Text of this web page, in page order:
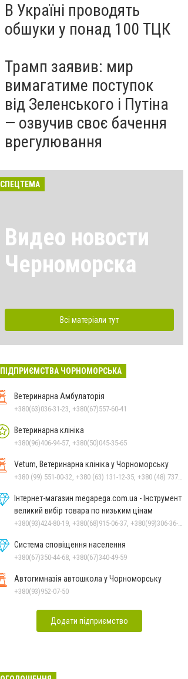
В Україні проводять
обшуки у понад 100 ТЦК
Трамп заявив: мир
вимагатиме поступок
від Зеленського і Путіна
— озвучив своє бачення
врегулювання
СПЕЦТЕМА
Видео новости
Черноморска
Всі матеріали тут
ПІДПРИЄМСТВА ЧОРНОМОРСЬКА
Ветеринарна Амбулаторія
+380(63)036-31-23, +380(67)557-60-41
Ветеринарна клініка
+380(96)406-94-57, +380(50)045-35-65
Vetum, Ветеринарна клініка у Чорноморську
Інтернет-магазин megapega.com.ua - Інструмент
великий вибір товара по низьким цінам
Система сповіщення населення
+380(67)350-44-68, +380(67)340-49-59
Автогимназія автошкола у Чорноморську
+380(93)952-07-50
Додати підприємство